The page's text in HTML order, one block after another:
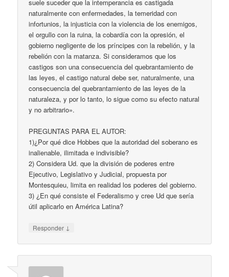
suele suceder que la intemperancia es castigada
naturalmente con enfermedades, la temeridad con
infortunios, la injusticia con la violencia de los enemigos,
el orgullo con la ruina, la cobardía con la opresión, el
gobierno negligente de los príncipes con la rebelión, y la
rebelión con la matanza. Si consideramos que los
castigos son una consecuencia del quebrantamiento de
las leyes, el castigo natural debe ser, naturalmente, una
consecuencia del quebrantamiento de las leyes de la
naturaleza, y por lo tanto, lo sigue como su efecto natural
y no arbitrario».
PREGUNTAS PARA EL AUTOR:
1)¿Por qué dice Hobbes que la autoridad del soberano es
inalienable, ilimitada e indivisible?
2) Considera Ud. que la división de poderes entre
Ejecutivo, Legislativo y Judicial, propuesta por
Montesquieu, limita en realidad los poderes del gobierno.
3) ¿En qué consiste el Federalismo y cree Ud que sería
útil aplicarlo en América Latina?
Responder ↓